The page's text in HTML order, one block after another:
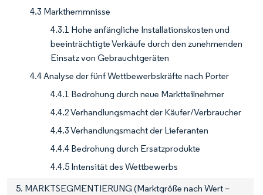
4.3 Markthemmnisse
4.3.1 Hohe anfängliche Installationskosten und
beeinträchtigte Verkäufe durch den zunehmenden
Einsatz von Gebrauchtgeräten
4.4 Analyse der fünf Wettbewerbskräfte nach Porter
4.4.1 Bedrohung durch neue Marktteilnehmer
4.4.2 Verhandlungsmacht der Käufer/Verbraucher
4.4.3 Verhandlungsmacht der Lieferanten
4.4.4 Bedrohung durch Ersatzprodukte
4.4.5 Intensität des Wettbewerbs
5. MARKTSEGMENTIERUNG (Marktgröße nach Wert –